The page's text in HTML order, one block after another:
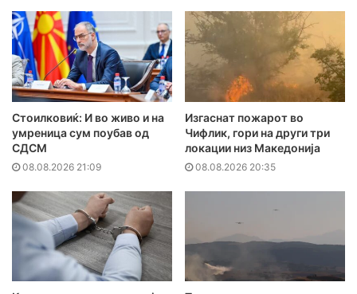
Стоилковиќ: И во живо и на
умреница сум поубав од
СДСМ
08.08.2026 21:09
Изгаснат пожарот во
Чифлик, гори на други три
локации низ Македонија
08.08.2026 20:35